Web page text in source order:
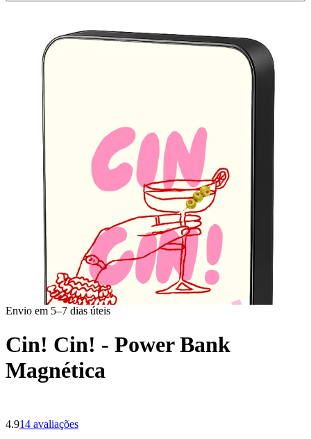
Envio em 5–7 dias úteis
Cin! Cin! - Power Bank
Magnética
4.914 avaliações